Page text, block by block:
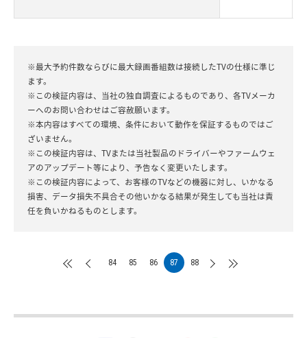
※最大予約件数ならびに最大録画番組数は接続したTVの仕様に準じ
ます。
※この検証内容は、当社の独自調査によるものであり、各TVメーカ
ーへのお問い合わせはご容赦願います。
※本内容はすべての環境、条件において動作を保証するものではご
ざいません。
※この検証内容は、TVまたは当社製品のドライバーやファームウェ
アのアップデート等により、予告なく変更いたします。
※この検証内容によって、お客様のTVなどの機器に対し、いかなる
損害、データ損失不具合その他いかなる結果が発生しても当社は責
任を負いかねるものとします。
84 85 86 87 88